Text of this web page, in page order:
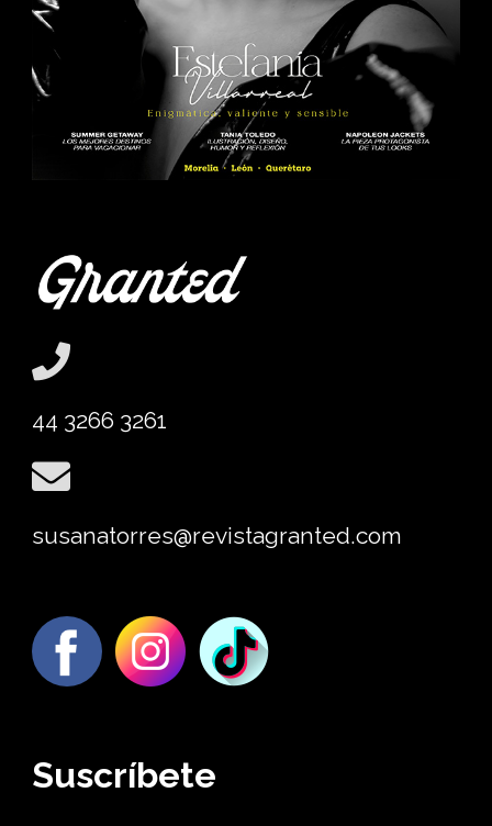
44 3266 3261
susanatorres@revistagranted.com
Suscríbete